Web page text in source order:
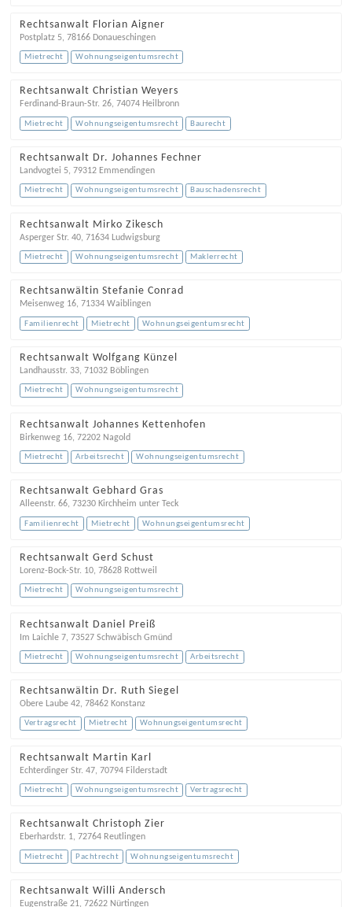
Rechtsanwalt Florian Aigner
Postplatz 5, 78166 Donaueschingen
Mietrecht Wohnungseigentumsrecht
Rechtsanwalt Christian Weyers
Ferdinand-Braun-Str. 26, 74074 Heilbronn
Mietrecht Wohnungseigentumsrecht Baurecht
Rechtsanwalt Dr. Johannes Fechner
Landvogtei 5, 79312 Emmendingen
Mietrecht Wohnungseigentumsrecht Bauschadensrecht
Rechtsanwalt Mirko Zikesch
Asperger Str. 40, 71634 Ludwigsburg
Mietrecht Wohnungseigentumsrecht Maklerrecht
Rechtsanwältin Stefanie Conrad
Meisenweg 16, 71334 Waiblingen
Familienrecht Mietrecht Wohnungseigentumsrecht
Rechtsanwalt Wolfgang Künzel
Landhausstr. 33, 71032 Böblingen
Mietrecht Wohnungseigentumsrecht
Rechtsanwalt Johannes Kettenhofen
Birkenweg 16, 72202 Nagold
Mietrecht Arbeitsrecht Wohnungseigentumsrecht
Rechtsanwalt Gebhard Gras
Alleenstr. 66, 73230 Kirchheim unter Teck
Familienrecht Mietrecht Wohnungseigentumsrecht
Rechtsanwalt Gerd Schust
Lorenz-Bock-Str. 10, 78628 Rottweil
Mietrecht Wohnungseigentumsrecht
Rechtsanwalt Daniel Preiß
Im Laichle 7, 73527 Schwäbisch Gmünd
Mietrecht Wohnungseigentumsrecht Arbeitsrecht
Rechtsanwältin Dr. Ruth Siegel
Obere Laube 42, 78462 Konstanz
Vertragsrecht Mietrecht Wohnungseigentumsrecht
Rechtsanwalt Martin Karl
Echterdinger Str. 47, 70794 Filderstadt
Mietrecht Wohnungseigentumsrecht Vertragsrecht
Rechtsanwalt Christoph Zier
Eberhardstr. 1, 72764 Reutlingen
Mietrecht Pachtrecht Wohnungseigentumsrecht
Rechtsanwalt Willi Andersch
Eugenstraße 21, 72622 Nürtingen